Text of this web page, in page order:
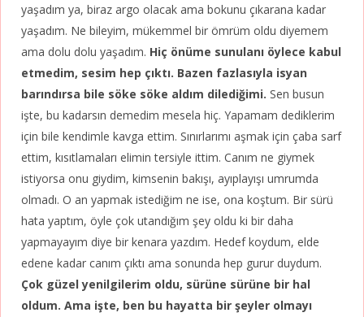
yaşadım ya, biraz argo olacak ama bokunu çıkarana kadar
yaşadım. Ne bileyim, mükemmel bir ömrüm oldu diyemem
ama dolu dolu yaşadım. Hiç önüme sunulanı öylece kabul
etmedim, sesim hep çıktı. Bazen fazlasıyla isyan
barındırsa bile söke söke aldım dilediğimi. Sen busun
işte, bu kadarsın demedim mesela hiç. Yapamam dediklerim
için bile kendimle kavga ettim. Sınırlarımı aşmak için çaba sarf
ettim, kısıtlamaları elimin tersiyle ittim. Canım ne giymek
istiyorsa onu giydim, kimsenin bakışı, ayıplayışı umrumda
olmadı. O an yapmak istediğim ne ise, ona koştum. Bir sürü
hata yaptım, öyle çok utandığım şey oldu ki bir daha
yapmayayım diye bir kenara yazdım. Hedef koydum, elde
edene kadar canım çıktı ama sonunda hep gurur duydum.
Çok güzel yenilgilerim oldu, sürüne sürüne bir hal
oldum. Ama işte, ben bu hayatta bir şeyler olmayı